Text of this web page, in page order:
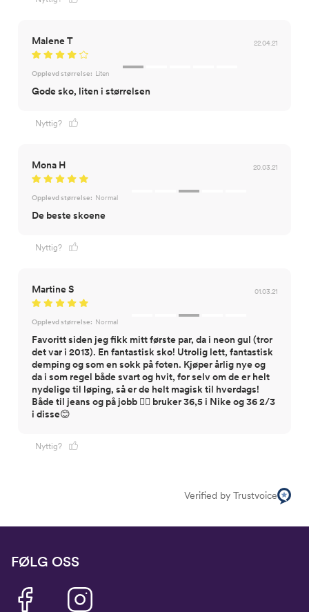
Malene T 22.04.21
Opplevd størrelse: Liten
Gode sko, liten i størrelsen
Nyttig?
Mona H 20.03.21
Opplevd størrelse: Normal
De beste skoene
Nyttig?
Martine S 01.03.21
Opplevd størrelse: Normal
Favoritt siden jeg fikk mitt første par, da i neon gul (tror
det var i 2013). En fantastisk sko! Utrolig lett, fantastisk
demping og som en sokk på foten. Kjøper årlig nye og
da i som regel både svart og hvit, for selv om de er helt
nydelige til løping, så er de helt magisk til hverdags!
Både til jeans og på jobb 👍🏽 bruker 36,5 i Nike og 36 2/3
i disse😊
Nyttig?
Verified by Trustvoice
FØLG OSS